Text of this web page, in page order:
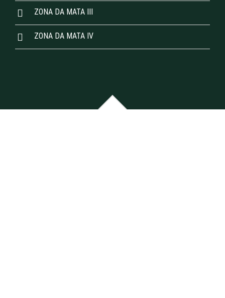
ZONA DA MATA III
ZONA DA MATA IV